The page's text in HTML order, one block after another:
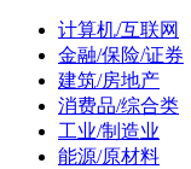
计算机/互联网
金融/保险/证券
建筑/房地产
消费品/综合类
工业/制造业
能源/原材料